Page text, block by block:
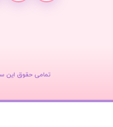
تمامی حقوق این